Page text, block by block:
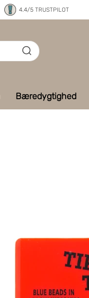
4.4/5 TRUSTPILOT
Bæredygtighed